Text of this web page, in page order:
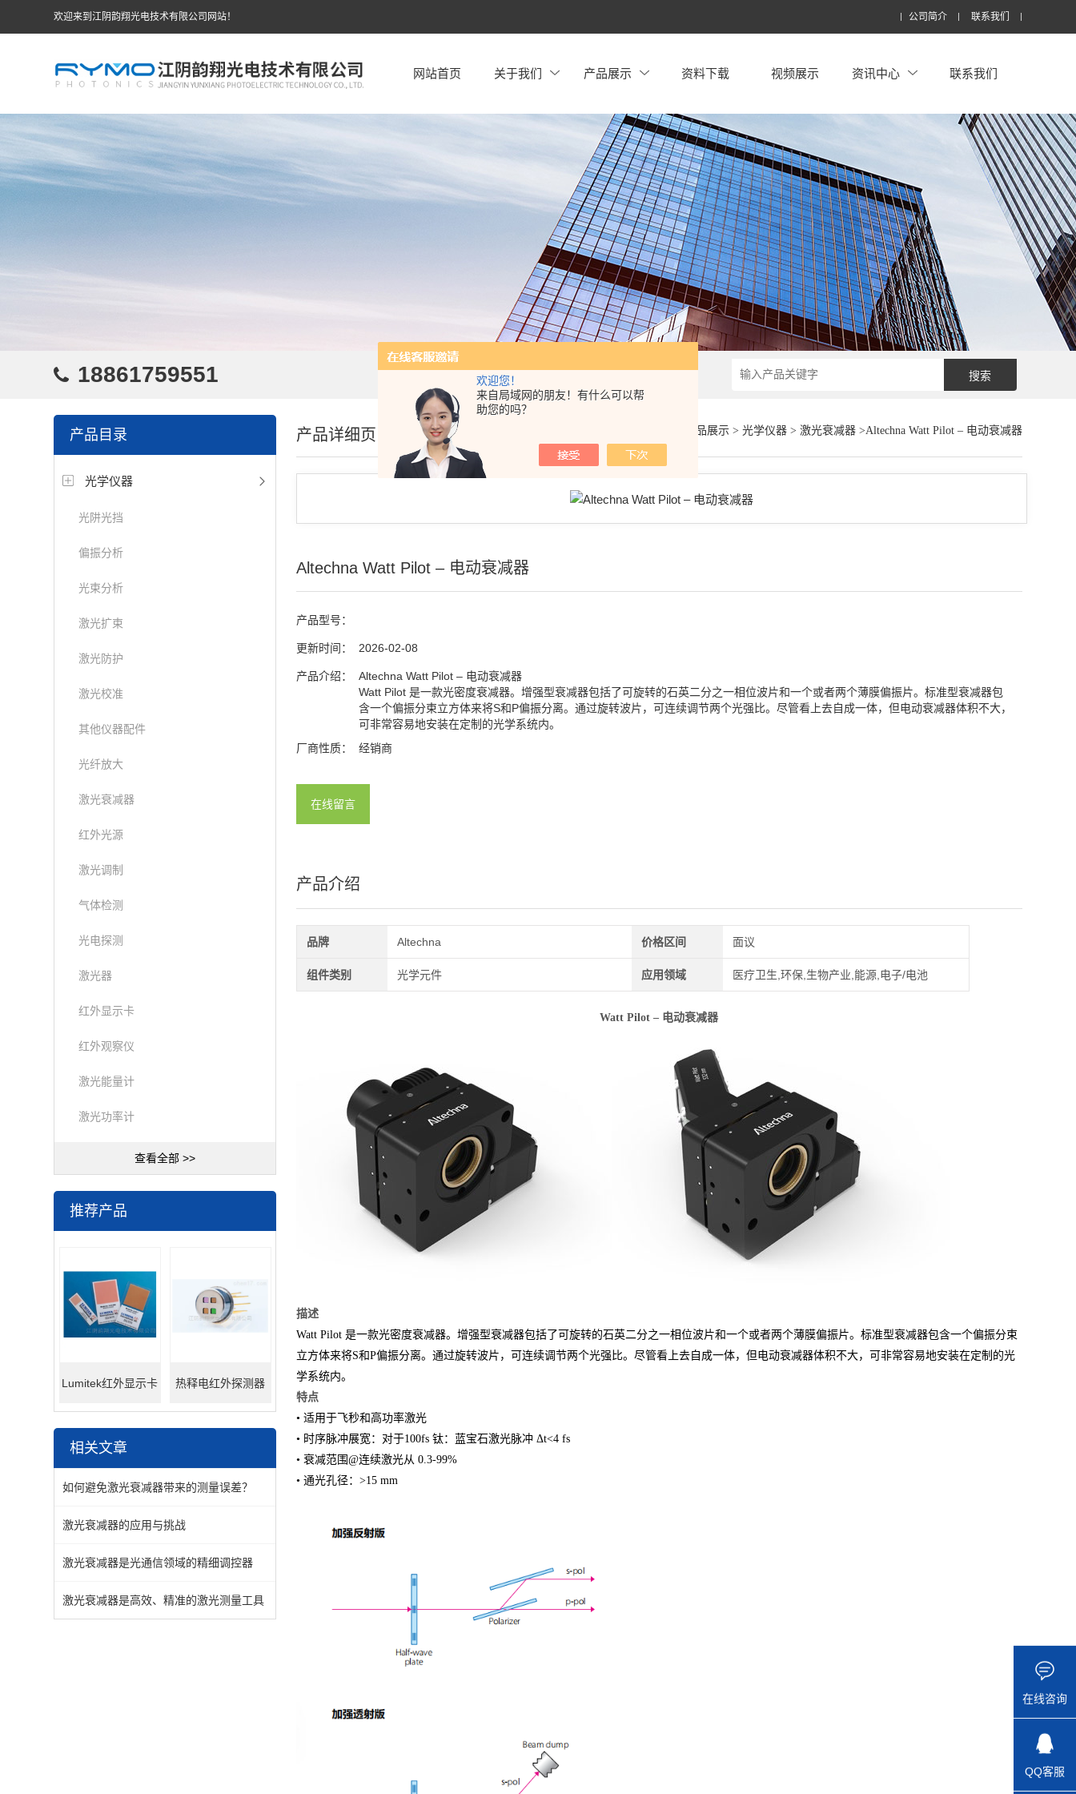
欢迎您！
来自局域网的朋友！有什么可以帮
助您的吗？
欢迎来到江阴韵翔光电技术有限公司网站！ 公司简介 联系我们
网站首页 关于我们 产品展示 资料下载 视频展示 资讯中心 联系我们
18861759551
产品目录
光学仪器
光阱光挡
偏振分析
光束分析
激光扩束
激光防护
激光校准
其他仪器配件
光纤放大
激光衰减器
红外光源
激光调制
气体检测
光电探测
激光器
红外显示卡
红外观察仪
激光能量计
激光功率计
查看全部 >>
推荐产品
Lumitek红外显示卡 热释电红外探测器
相关文章
如何避免激光衰减器带来的测量误差？
激光衰减器的应用与挑战
激光衰减器是光通信领域的精细调控器
激光衰减器是高效、精准的激光测量工具
产品展示> 光学仪器> 激光衰减器>Altechna Watt Pilot – 电动衰减器
产品详细页
Altechna Watt Pilot – 电动衰减器
产品型号：
更新时间： 2026-02-08
产品介绍：
Altechna Watt Pilot – 电动衰减器
Watt Pilot 是一款光密度衰减器。增强型衰减器包括了可旋转的石英二分之一相位波片和一个或者两个薄膜偏振片。标准型衰减器包
含一个偏振分束立方体来将S和P偏振分离。通过旋转波片，可连续调节两个光强比。尽管看上去自成一体，但电动衰减器体积不大，
可非常容易地安装在定制的光学系统内。
厂商性质：
经销商
在线留言
产品介绍
品牌 Altechna 价格区间 面议
组件类别 光学元件 应用领域 医疗卫生,环保,生物产业,能源,电子/电池
Watt Pilot – 电动衰减器
描述
Watt Pilot 是一款光密度衰减器。增强型衰减器包括了可旋转的石英二分之一相位波片和一个或者两个薄膜偏振片。标准型衰减器包含一个偏振分束
立方体来将S和P偏振分离。通过旋转波片，可连续调节两个光强比。尽管看上去自成一体，但电动衰减器体积不大，可非常容易地安装在定制的光
学系统内。
特点
• 适用于飞秒和高功率激光
• 时序脉冲展宽：对于100fs 钛：蓝宝石激光脉冲 Δt<4 fs
• 衰减范围@连续激光从 0.3-99%
• 通光孔径：>15 mm
在线咨询
QQ客服